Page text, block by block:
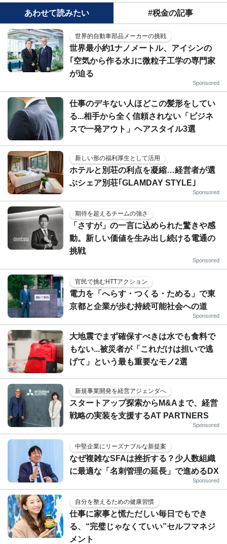
あわせて読みたい #税金の記事
世界的自動車部品メーカーの挑戦
世界最小約1ナノメートル、アイシンの
｢空気から作る水｣に微粒子工学の専門家
が迫る
Sponsored
仕事のデキない人ほどこの髪形をしてい
る...相手から全く信頼されない「ビジネ
スで一発アウト」ヘアスタイル3選
新しい形の福利厚生として活用
ホテルと別荘の利点を凝縮…経営者が選
ぶシェア別荘｢GLAMDAY STYLE｣
Sponsored
期待を超えるチームの強さ
「さすが」の一言に込められた驚きや感
動。新しい価値を生み出し続ける電通の
挑戦
Sponsored
官民で挑むHTTアクション
電力を「へらす・つくる・ためる」で東
京都と企業が歩む持続可能社会への道
Sponsored
大地震でまず確保すべきは水でも食料で
もない...被災者が「これだけは担いで逃
げて」という最も重要なモノ2選
新規事業開発を経営アジェンダへ
スタートアップ探索からM&Aまで、経営
戦略の実装を支援するAT PARTNERS
Sponsored
中堅企業にリーズナブルな新提案
なぜ複雑なSFAは挫折する？少人数組織
に最適な「名刺管理の延長」で進めるDX
Sponsored
自分を整えるための健康習慣
仕事に家事と慌ただしい毎日でもでき
る、“完璧じゃなくていい”セルフマネジ
メント